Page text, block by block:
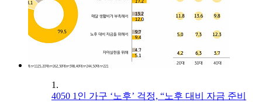
1.
4050 1인 가구 ‘노후’ 걱정, “노후 대비 자금 준비